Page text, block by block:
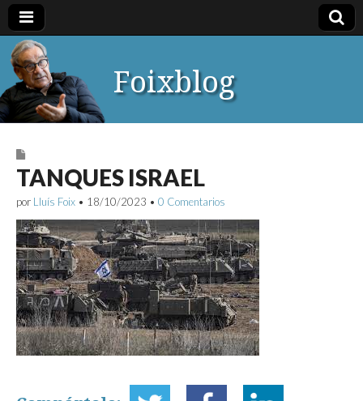
Foixblog
TANQUES ISRAEL
por Lluís Foix • 18/10/2023 • 0 Comentarios